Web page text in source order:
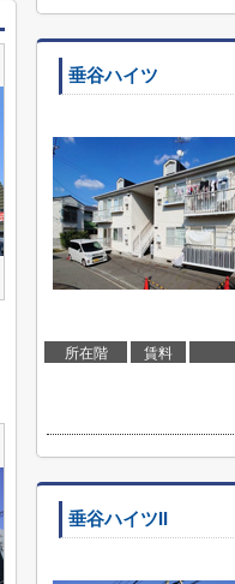
垂谷ハイツ
所在階 賃料
垂谷ハイツII